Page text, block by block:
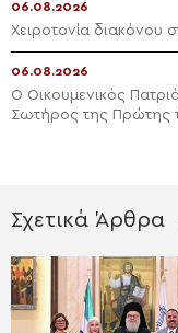
06.08.2026
Χειροτονία διακόνου
06.08.2026
Ο Οικουμενικός
Σωτήρος της Πρώτης
Σχετικά Άρθρα